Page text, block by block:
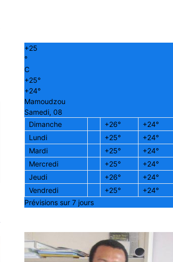
+25
°
C
+25°
+24°
Mamoudzou
Samedi, 08
Dimanche
+26° +24°
Lundi
+25° +24°
Mardi
+25° +24°
Mercredi
+25° +24°
Jeudi
+26° +24°
Vendredi
+25° +24°
Prévisions sur 7 jours